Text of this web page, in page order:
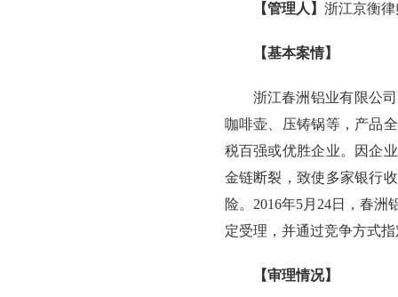
【管理人】 浙江京衡
【基本案情】
浙江春洲铝业有限公
咖啡壶、压铸锅等，产品
税百强或优胜企业。因企
金链断裂，致使多家银行
险。2016年5月24日，春
定受理，并通过竞争方式
【审理情况】